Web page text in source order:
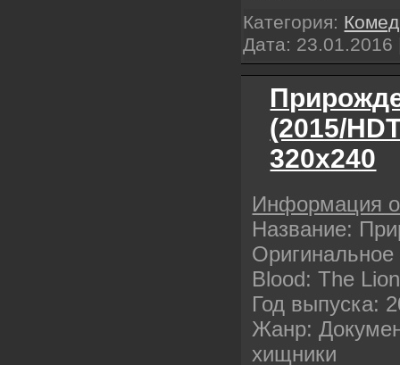
Категория:
Дата: 23.01.2016
(2015/
320х240
Информация
Название:
Blood: The
Год выпуска:
Жанр:
хищники